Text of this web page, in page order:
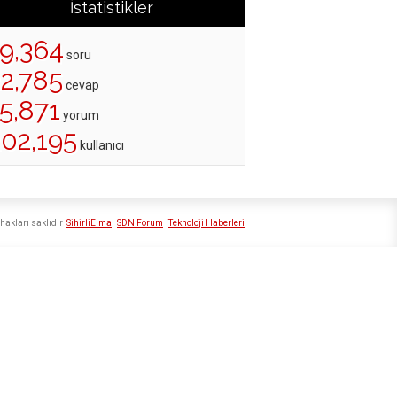
İstatistikler
soru
cevap
yorum
kullanıcı
SihirliElma SDN Forum Teknoloji Haberleri
saklıdır